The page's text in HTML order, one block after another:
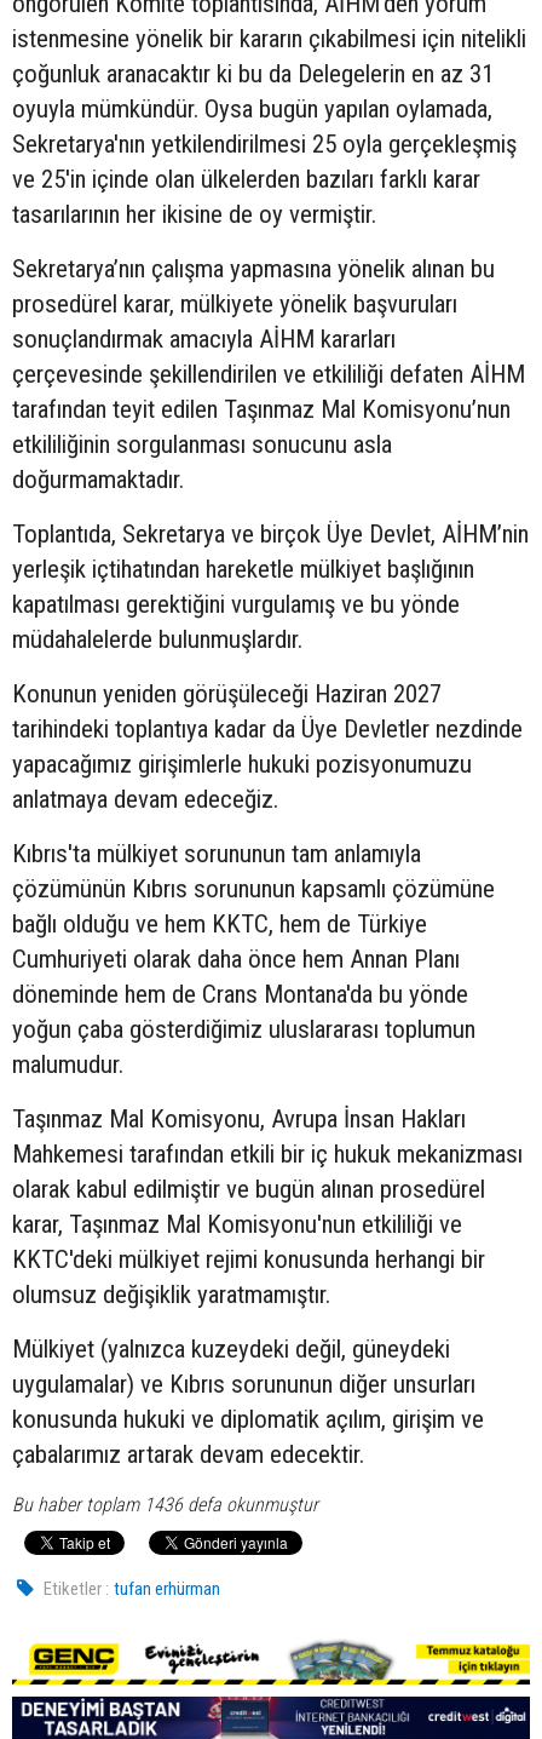
istenmesine yönelik bir kararın çıkabilmesi için nitelikli
çoğunluk aranacaktır ki bu da Delegelerin en az 31
oyuyla mümkündür. Oysa bugün yapılan oylamada,
Sekretarya'nın yetkilendirilmesi 25 oyla gerçekleşmiş
ve 25'in içinde olan ülkelerden bazıları farklı karar
tasarılarının her ikisine de oy vermiştir.
Sekretarya’nın çalışma yapmasına yönelik alınan bu
prosedürel karar, mülkiyete yönelik başvuruları
sonuçlandırmak amacıyla AİHM kararları
çerçevesinde şekillendirilen ve etkililiği defaten AİHM
tarafından teyit edilen Taşınmaz Mal Komisyonu’nun
etkililiğinin sorgulanması sonucunu asla
doğurmamaktadır.
Toplantıda, Sekretarya ve birçok Üye Devlet, AİHM’nin
yerleşik içtihatından hareketle mülkiyet başlığının
kapatılması gerektiğini vurgulamış ve bu yönde
müdahalelerde bulunmuşlardır.
Konunun yeniden görüşüleceği Haziran 2027
tarihindeki toplantıya kadar da Üye Devletler nezdinde
yapacağımız girişimlerle hukuki pozisyonumuzu
anlatmaya devam edeceğiz.
Kıbrıs'ta mülkiyet sorununun tam anlamıyla
çözümünün Kıbrıs sorununun kapsamlı çözümüne
bağlı olduğu ve hem KKTC, hem de Türkiye
Cumhuriyeti olarak daha önce hem Annan Planı
döneminde hem de Crans Montana'da bu yönde
yoğun çaba gösterdiğimiz uluslararası toplumun
malumudur.
Taşınmaz Mal Komisyonu, Avrupa İnsan Hakları
Mahkemesi tarafından etkili bir iç hukuk mekanizması
olarak kabul edilmiştir ve bugün alınan prosedürel
karar, Taşınmaz Mal Komisyonu'nun etkililiği ve
KKTC'deki mülkiyet rejimi konusunda herhangi bir
olumsuz değişiklik yaratmamıştır.
Mülkiyet (yalnızca kuzeydeki değil, güneydeki
uygulamalar) ve Kıbrıs sorununun diğer unsurları
konusunda hukuki ve diplomatik açılım, girişim ve
çabalarımız artarak devam edecektir.
Bu haber toplam 1436 defa okunmuştur
Etiketler : tufan erhürman